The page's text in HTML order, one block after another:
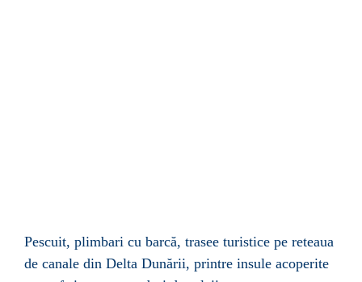
Pescuit, plimbari cu barcă, trasee turistice pe reteaua
de canale din Delta Dunării, printre insule acoperite